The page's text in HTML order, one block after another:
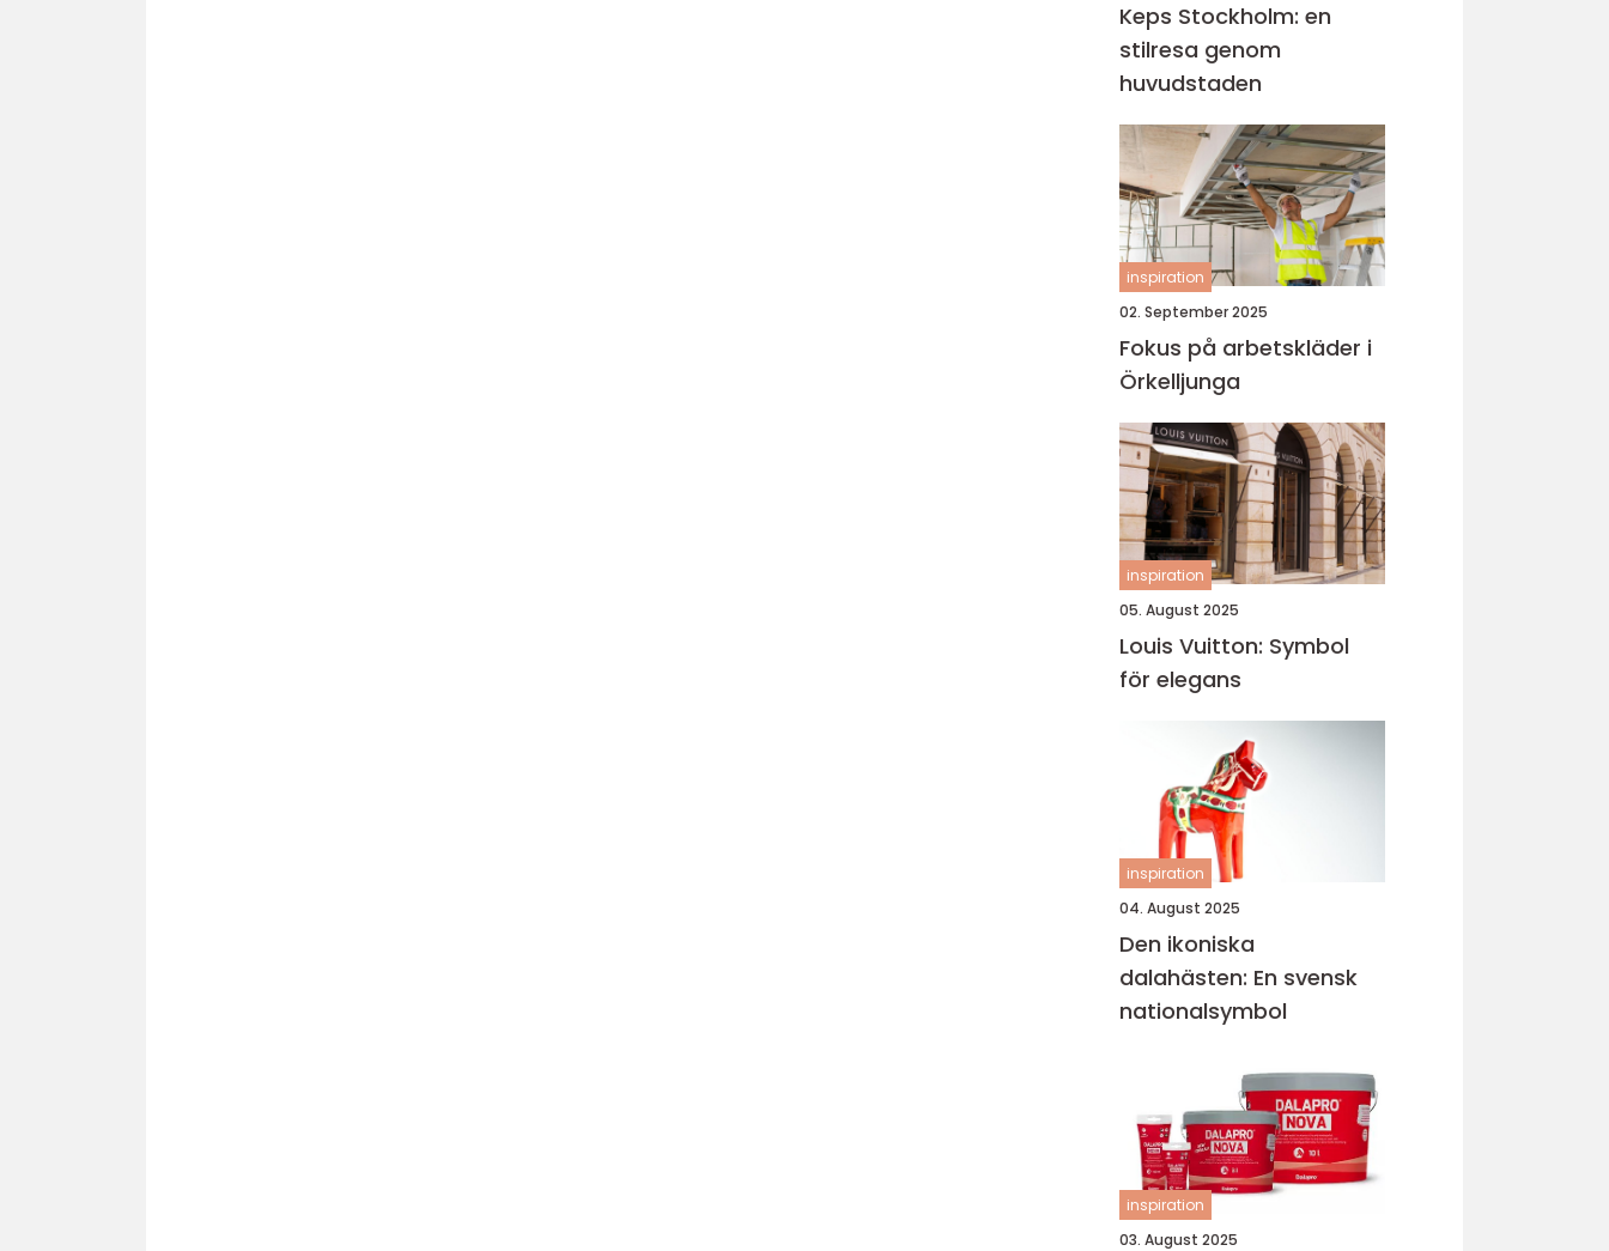
Keps Stockholm: en
stilresa genom
huvudstaden
inspiration
02. September 2025
Fokus på arbetskläder i
Örkelljunga
inspiration
05. August 2025
Louis Vuitton: Symbol
för elegans
inspiration
04. August 2025
Den ikoniska
dalahästen: En svensk
nationalsymbol
inspiration
03. August 2025